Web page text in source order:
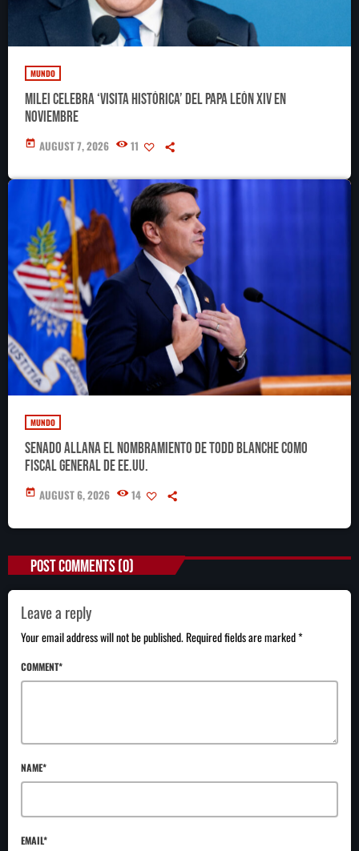
Milei celebra ‘visita histórica’ del papa León
Federación Venezolana reafirma su apoyo a
de FIFA
MUNDO
Milei celebra ‘visita histórica’ del papa León XIV en
noviembre
today AUGUST 7, 2026 11
MUNDO
Senado allana el nombramiento de Todd Blanche como
fiscal general de EE.UU.
today AUGUST 6, 2026 14
POST COMMENTS (0)
Leave a reply
Your email address will not be published. Required fields are marked *
COMMENT*
NAME*
EMAIL*